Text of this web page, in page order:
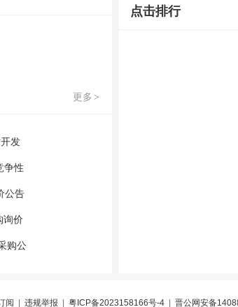
更多 >
发
争性
公告
询价
购公
点击排行
阅 违规举报 粤ICP备2023158166号-4| 晋公网安备